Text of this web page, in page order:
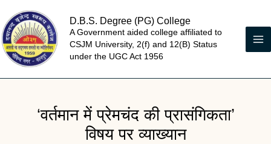
to
content
D.B.S. Degree (PG) College
A Government aided college affiliated to
CSJM University, 2(f) and 12(B) Status
under the UGC Act 1956
‘वर्तमान में प्रेमचंद की प्रासंगिकता’
विषय पर व्याख्यान